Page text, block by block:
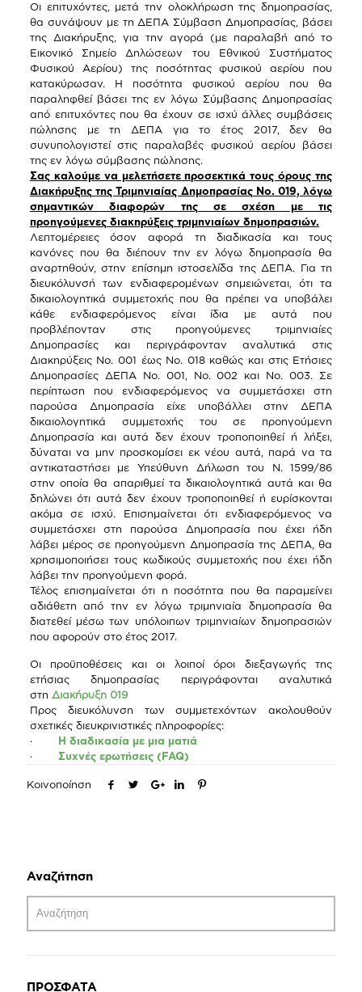
Οι επιτυχόντες, μετά την ολοκλήρωση της δημοπρασίας,
θα συνάψουν με τη ΔΕΠΑ Σύμβαση Δημοπρασίας, βάσει
της Διακήρυξης, για την αγορά (με παραλαβή από το
Εικονικό Σημείο Δηλώσεων του Εθνικού Συστήματος
Φυσικού Αερίου) της ποσότητας φυσικού αερίου που
κατακύρωσαν. Η ποσότητα φυσικού αερίου που θα
παραληφθεί βάσει της εν λόγω Σύμβασης Δημοπρασίας
από επιτυχόντες που θα έχουν σε ισχύ άλλες συμβάσεις
πώλησης με τη ΔΕΠΑ για το έτος 2017, δεν θα
συνυπολογιστεί στις παραλαβές φυσικού αερίου βάσει
της εν λόγω σύμβασης πώλησης.
Σας καλούμε να μελετήσετε προσεκτικά τους όρους της
Διακήρυξης της Τριμηνιαίας Δημοπρασίας Νο. 019, λόγω
σημαντικών διαφορών της σε σχέση με τις
προηγούμενες διακηρύξεις τριμηνιαίων δημοπρασιών.
Λεπτομέρειες όσον αφορά τη διαδικασία και τους
κανόνες που θα διέπουν την εν λόγω δημοπρασία θα
αναρτηθούν, στην επίσημη ιστοσελίδα της ΔΕΠΑ. Για τη
διευκόλυνσή των ενδιαφερομένων σημειώνεται, ότι τα
δικαιολογητικά συμμετοχής που θα πρέπει να υποβάλει
κάθε ενδιαφερόμενος είναι ίδια με αυτά που
προβλέπονταν στις προηγούμενες τριμηνιαίες
Δημοπρασίες και περιγράφονταν αναλυτικά στις
Διακηρύξεις Νο. 001 έως Νο. 018 καθώς και στις Ετήσιες
Δημοπρασίες ΔΕΠΑ Νο. 001, Νο. 002 και Νο. 003. Σε
περίπτωση που ενδιαφερόμενος να συμμετάσχει στη
παρούσα Δημοπρασία είχε υποβάλλει στην ΔΕΠΑ
δικαιολογητικά συμμετοχής του σε προηγούμενη
Δημοπρασία και αυτά δεν έχουν τροποποιηθεί ή λήξει,
δύναται να μην προσκομίσει εκ νέου αυτά, παρά να τα
αντικαταστήσει με Υπεύθυνη Δήλωση του Ν. 1599/86
στην οποία θα απαριθμεί τα δικαιολογητικά αυτά και θα
δηλώνει ότι αυτά δεν έχουν τροποποιηθεί ή ευρίσκονται
ακόμα σε ισχύ. Επισημαίνεται ότι ενδιαφερόμενος να
συμμετάσχει στη παρούσα Δημοπρασία που έχει ήδη
λάβει μέρος σε προηγούμενη Δημοπρασία της ΔΕΠΑ, θα
χρησιμοποιήσει τους κωδικούς συμμετοχής που έχει ήδη
λάβει την προηγούμενη φορά.
Τέλος επισημαίνεται ότι η ποσότητα που θα παραμείνει
αδιάθετη από την εν λόγω τριμηνιαία δημοπρασία θα
διατεθεί μέσω των υπόλοιπων τριμηνιαίων δημοπρασιών
που αφορούν στο έτος 2017.
Οι προϋποθέσεις και οι λοιποί όροι διεξαγωγής της
ετήσιας δημοπρασίας περιγράφονται αναλυτικά
στη Διακήρυξη 019
Προς διευκόλυνση των συμμετεχόντων ακολουθούν
σχετικές διευκρινιστικές πληροφορίες:
·
Η διαδικασία με μια ματιά
·
Συχνές ερωτήσεις (FAQ)
Κοινοποίηση
Αναζήτηση
ΠΡΟΣΦΑΤΑ